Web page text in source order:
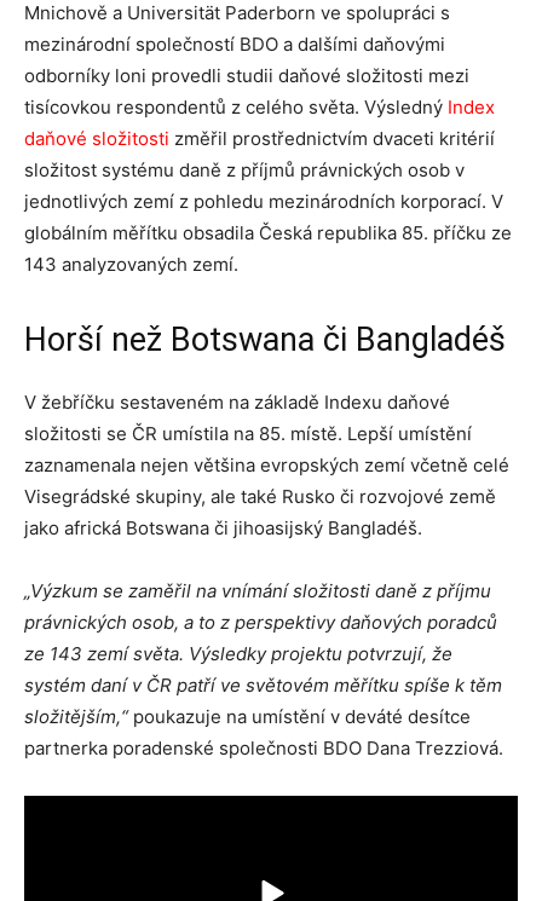
Mnichově a Universität Paderborn ve spolupráci s
mezinárodní společností BDO a dalšími daňovými
odborníky loni provedli studii daňové složitosti mezi
tisícovkou respondentů z celého světa. Výsledný Index
daňové složitosti změřil prostřednictvím dvaceti kritérií
složitost systému daně z příjmů právnických osob v
jednotlivých zemí z pohledu mezinárodních korporací. V
globálním měřítku obsadila Česká republika 85. příčku ze
143 analyzovaných zemí.
Horší než Botswana či Bangladéš
V žebříčku sestaveném na základě Indexu daňové
složitosti se ČR umístila na 85. místě. Lepší umístění
zaznamenala nejen většina evropských zemí včetně celé
Visegrádské skupiny, ale také Rusko či rozvojové země
jako africká Botswana či jihoasijský Bangladéš.
„Výzkum se zaměřil na vnímání složitosti daně z příjmu
právnických osob, a to z perspektivy daňových poradců
ze 143 zemí světa. Výsledky projektu potvrzují, že
systém daní v ČR patří ve světovém měřítku spíše k těm
složitějším,“poukazuje na umístění v deváté desítce
partnerka poradenské společnosti BDO Dana Trezziová.